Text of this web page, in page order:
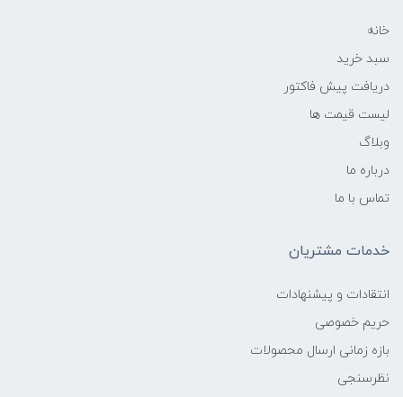
خانه
سبد خرید
دریافت پیش فاکتور
لیست قیمت ها
وبلاگ
درباره ما
تماس با ما
خدمات مشتریان
انتقادات و پیشنهادات
حریم خصوصی
بازه زمانی ارسال محصولات
نظرسنجی